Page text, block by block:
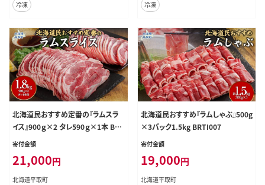
冷凍 冷凍
北海道民おすすめ定番の『ラムスラ
イス』900ｇ×2 タレ590ｇ×1本 BR
TI001
寄付金額
21,000円
北海道平取町
北海道民おすすめ『ラムしゃぶ』500g
×3パック1.5kg BRTI007
寄付金額
19,000円
北海道平取町